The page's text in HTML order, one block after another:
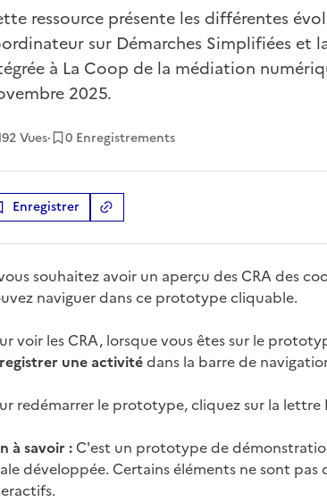
ressource présente les différentes
sur Démarches Simplifiées et
à La Coop de la médiation
2025.
Vues· 0 Enregistrements
Enregistrer Copier le lien
souhaitez avoir un aperçu des CRA des
naviguer dans ce prototype cliquable.
voir les CRA, lorsque vous êtes sur le
une activitédans la barre de
redémarrer le prototype, cliquez sur la lettre
à savoir :C'est un prototype de
développée. Certains éléments ne sont pas